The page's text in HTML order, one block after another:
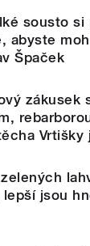
sousto si
abyste
Špaček
zákusek
Vrtišky
jsou